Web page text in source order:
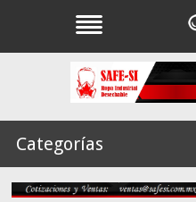
Categorías